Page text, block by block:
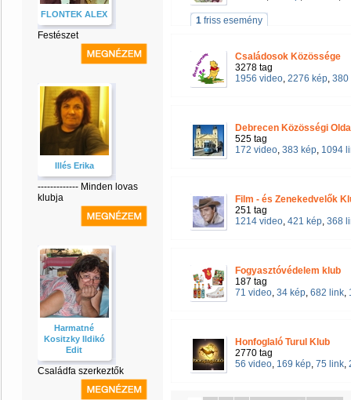
FLONTEK ALEX
Festészet
Illés Erika
------------- Minden lovas
klubja
Harmatné
Kositzky Ildikó
Edit
Családfa szerkeztők
1 friss esemény
Családosok Közössége
3278 tag
1956 video, 2276 kép, 380
Debrecen Közösségi
525 tag
172 video, 383 kép, 1094
Film - és Zenekedvelők
251 tag
1214 video, 421 kép, 368
Fogyasztóvédelem klub
187 tag
71 video, 34 kép, 682 link,
Honfoglaló Turul Klub
2770 tag
56 video, 169 kép, 75 link,